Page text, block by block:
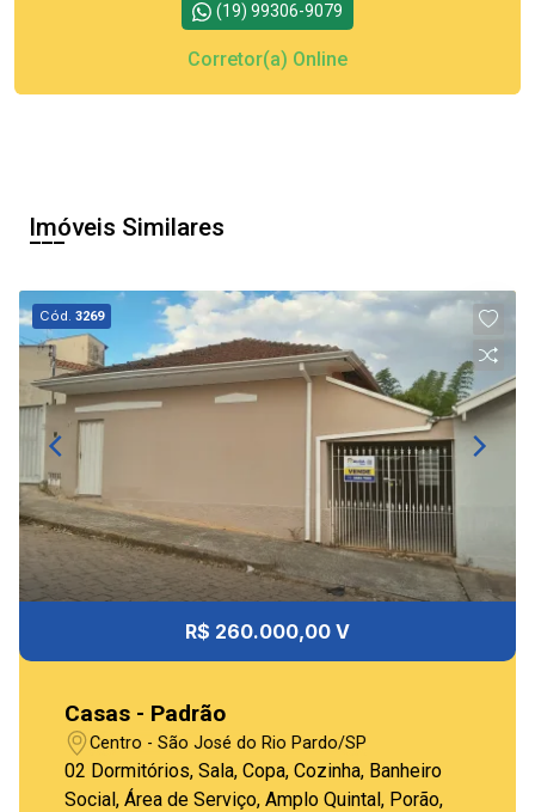
(19) 99306-9079
Corretor(a) Online
Imóveis Similares
Cód.3269
R$ 260.000,00 V
Casas - Padrão
Centro - São José do Rio Pardo/SP
02 Dormitórios, Sala, Copa, Cozinha, Banheiro
Social, Área de Serviço, Amplo Quintal, Porão,